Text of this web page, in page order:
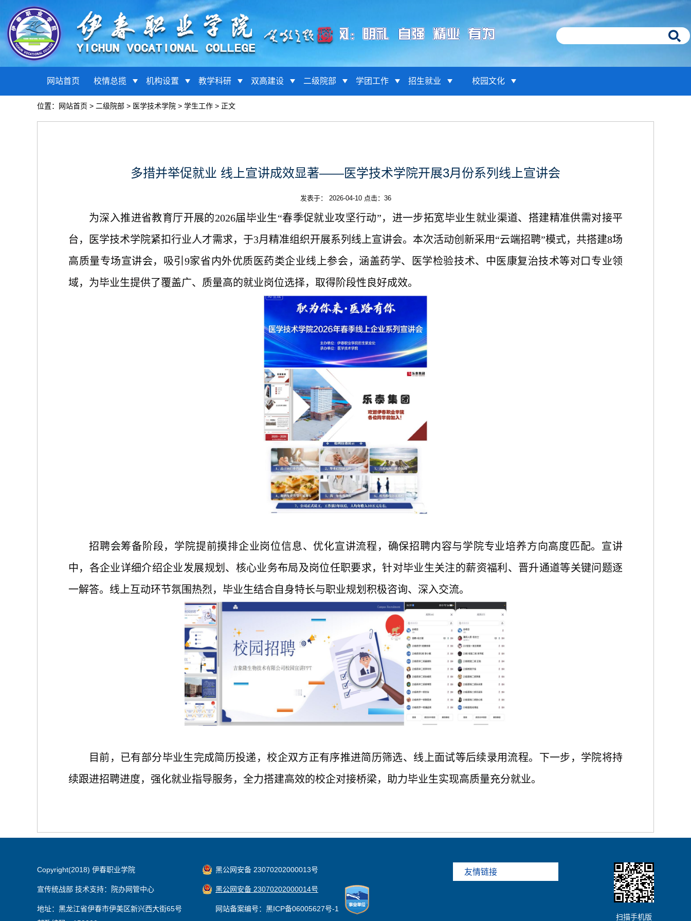
网站首页 校情总揽 机构设置 教学科研 双高建设 二级院部 学团工作 招生就业 校园文化
位置： 网站首页 > 二级院部 > 医学技术学院 > 学生工作 > 正文
多措并举促就业 线上宣讲成效显著——医学技术学院开展3月份系列线上宣讲会
发表于： 2026-04-10 点击： 36
为深入推进省教育厅开展的2026届毕业生“春季促就业攻坚行动”，进一步拓宽毕业生就业渠道、搭建精准供需对接平
台， 医学技术学院紧扣行业人才需求，于3月精准组织开展系列线上宣讲会。本次活动创新采用“云端招聘”模式，共搭建8场
高质量专场宣讲会，吸引9家省内外优质医药类企业线上参会 ，涵盖药学、 医学检验技术、 中医康复治技术等对口专业领
域，为毕业生提供了覆盖广、质量高的就业岗位选择，取得阶段性 良好成效。
招聘会筹备阶段，学院提前摸排企业岗位信息、优化宣讲流程，确保招聘内容与学院专业培养方向高度匹配。宣讲
中，各企业详细介绍企业发展规划、核心业务布局及岗位任职要求，针对毕业生关注的薪资福利、晋升通道等关键问题逐
一解答。 线上互动环节氛围热烈，毕业生结合自身特长与职业规划积极咨询、深入交流。
目前，已有部分毕业生完成简历投递，校企双方正有序推进简历筛选、线上面试等后续录用流程。下一步，学院将持
续跟进招聘进度，强化就业指导服务，全力搭建高效的校企对接桥梁， 助力毕业生实现高质量充分就业。
Copyright(2018) 伊春职业学院
宣传统战部 技术支持：院办网管中心
地址：黑龙江省伊春市伊美区新兴西大街65号
黑公网安备 23070202000013号
黑公网安备 23070202000014号
网站备案编号：黑ICP备06005627号-1
友情链接
扫描手机版